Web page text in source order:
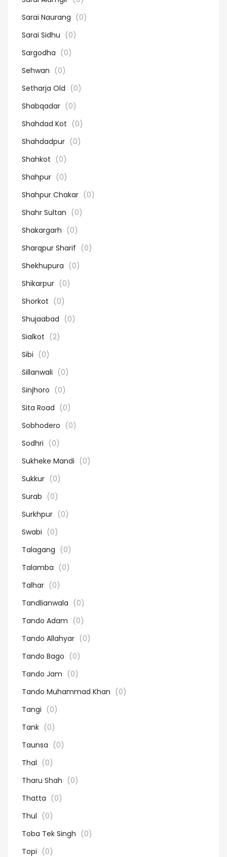
Sarai Naurang (0)
Sarai Sidhu (0)
Sargodha (0)
Sehwan (0)
Setharja Old (0)
Shabqadar (0)
Shahdad Kot (0)
Shahdadpur (0)
Shahkot (0)
Shahpur (0)
Shahpur Chakar (0)
Shahr Sultan (0)
Shakargarh (0)
Sharqpur Sharif (0)
Shekhupura (0)
Shikarpur (0)
Shorkot (0)
Shujaabad (0)
Sialkot (2)
Sibi (0)
Sillanwali (0)
Sinjhoro (0)
Sita Road (0)
Sobhodero (0)
Sodhri (0)
Sukheke Mandi (0)
Sukkur (0)
Surab (0)
Surkhpur (0)
Swabi (0)
Talagang (0)
Talamba (0)
Talhar (0)
Tandlianwala (0)
Tando Adam (0)
Tando Allahyar (0)
Tando Bago (0)
Tando Jam (0)
Tando Muhammad Khan (0)
Tangi (0)
Tank (0)
Taunsa (0)
Thal (0)
Tharu Shah (0)
Thatta (0)
Thul (0)
Toba Tek Singh (0)
Topi (0)